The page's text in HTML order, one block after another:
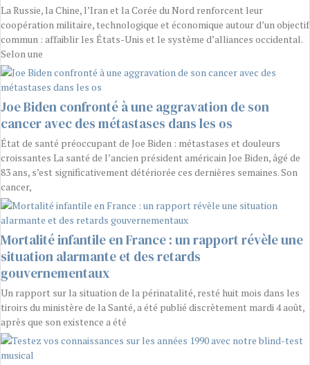
La Russie, la Chine, l’Iran et la Corée du Nord renforcent leur
coopération militaire, technologique et économique autour d’un objectif
commun : affaiblir les États-Unis et le système d’alliances occidental.
Selon une
Joe Biden confronté à une aggravation de son
cancer avec des métastases dans les os
État de santé préoccupant de Joe Biden : métastases et douleurs
croissantes La santé de l’ancien président américain Joe Biden, âgé de
83 ans, s’est significativement détériorée ces dernières semaines. Son
cancer,
Mortalité infantile en France : un rapport révèle une
situation alarmante et des retards
gouvernementaux
Un rapport sur la situation de la périnatalité, resté huit mois dans les
tiroirs du ministère de la Santé, a été publié discrètement mardi 4 août,
après que son existence a été